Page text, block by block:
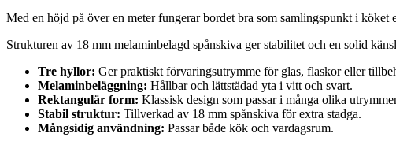
Med en höjd på över en meter fungerar bordet bra som samlingspunkt i
Strukturen av 18 mm melaminbelagd spånskiva ger stabilitet och en solid
Tre hyllor: Ger praktiskt förvaringsutrymme för glas, flaskor eller
Melaminbeläggning: Hållbar och lättstädad yta i vitt och svart.
Rektangulär form: Klassisk design som passar i många olika
Stabil struktur: Tillverkad av 18 mm spånskiva för extra stadga.
Mångsidig användning: Passar både kök och vardagsrum.